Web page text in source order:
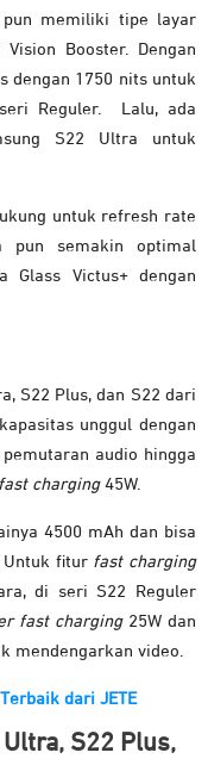
pun memiliki tipe layar
Vision Booster. Dengan
dengan 1750 nits untuk
Reguler. Lalu, ada
S22 Ultra untuk
untuk refresh rate
pun semakin optimal
Glass Victus+ dengan
S22 Plus, dan S22 dari
unggul dengan
audio hingga
charging45W.
4500 mAh dan bisa
Untuk fitur fast charging
di seri S22 Reguler
fast charging25W dan
mendengarkan video.
dari JETE
S22 Plus,